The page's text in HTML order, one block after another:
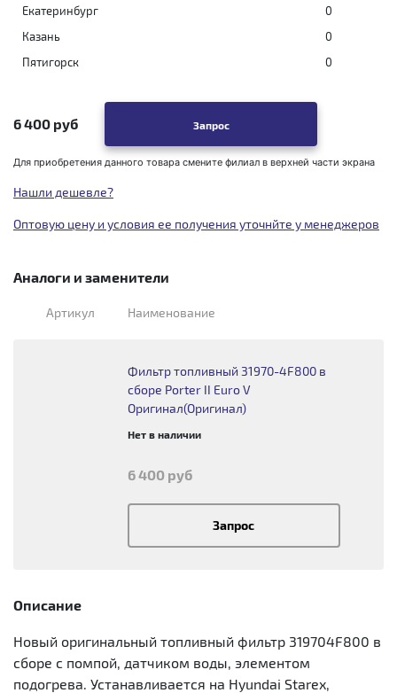
Екатеринбург
0
Казань
0
Пятигорск
0
6 400 руб Запрос
Для приобретения данного товара смените филиал в верхней части экрана
Нашли дешевле?
Оптовую цену и условия ее получения уточнйте у менеджеров
Аналоги и заменители
Артикул Наименование
Фильтр топливный 31970-4F800 в
сборе Porter II Euro V
Оригинал(Оригинал)
Нет в наличии
6 400 руб
Запрос
Описание
Новый оригинальный топливный фильтр 319704F800 в
сборе с помпой, датчиком воды, элементом
подогрева. Устанавливается на Hyundai Starex,